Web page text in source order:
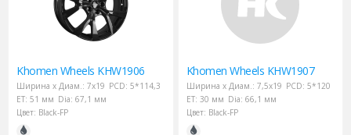
Khomen Wheels KHW1906
Ширина х Диам.: 7x19 PCD: 5*114,3
ET: 51 мм Dia: 67,1 мм
Цвет: Black-FP
Khomen Wheels KHW1907
Ширина х Диам.: 7,5x19 PCD: 5*120
ET: 30 мм Dia: 66,1 мм
Цвет: Black-FP